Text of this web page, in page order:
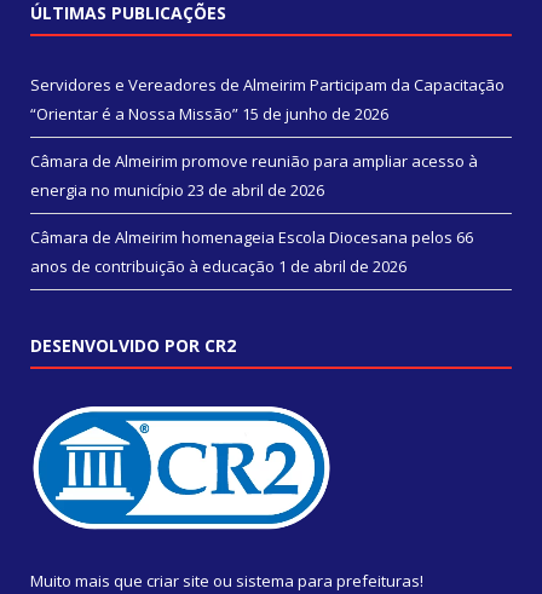
ÚLTIMAS PUBLICAÇÕES
Servidores e Vereadores de Almeirim Participam da Capacitação
“Orientar é a Nossa Missão” 15 de junho de 2026
Câmara de Almeirim promove reunião para ampliar acesso à
energia no município 23 de abril de 2026
Câmara de Almeirim homenageia Escola Diocesana pelos 66
anos de contribuição à educação 1 de abril de 2026
DESENVOLVIDO POR CR2
Muito mais que criar site ou sistema para prefeituras!